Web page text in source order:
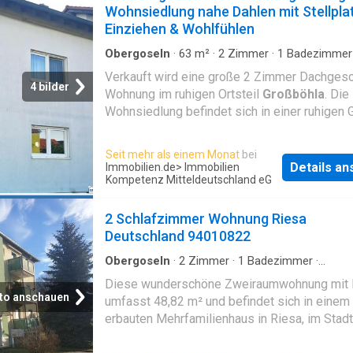
am Mehrfamilienhaus. Zu jeder Wohneinheit
ein separater Kellerabteil, ein
ein Waschmaschinenplatz im Keller
4 bilder
Wohnsiedlung nahe Dahlen mit
Einziehen & Wohlfühlen
Obergoseln · 63 m² · 2 Zimmer · 1 Badezimmer
Etagenwohnung
Verkauft wird eine große 2 Zimmer
Wohnung im ruhigen Ortsteil Großböhla. Die
Wohnsiedlung befindet sich in einer ruhigen
Wohnung befindet sich am ruhigen Ortsrand
Großböhla, einen Ortsteil von der Stadt
Wohnung ist Teil eines Mehrfamilienhauses
helle und praktisch geschnittene Wohnung
der 3. Etage. Sie teilt sich in ein geräumiges,
Küche und einem Schlafzimmer auf. Vom
Wohnzimmer aus, gelangt man auf den
Balkon mit Blick auf angrenzende Wiesen
kleine Dorf. Zur Einheit gehören auch ein
Seit mehr als einem Monat bei
Immobilien.de> Immobilien
Kompetenz Mitteldeutschland eG
Details
anschauen
2 Schlafzimmer Wohnung Riesa
Deutschland 94010822
Obergoseln · 2 Zimmer · 1 Badezimmer ·
Diese wunderschöne Zweiraumwohnung mit
umfasst 48,82 m² und befindet sich in
erbauten Mehrfamilienhaus in Riesa, im